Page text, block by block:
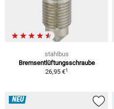
stahlbus
Bremsentlüftungsschraube
26,95 €1
NEU